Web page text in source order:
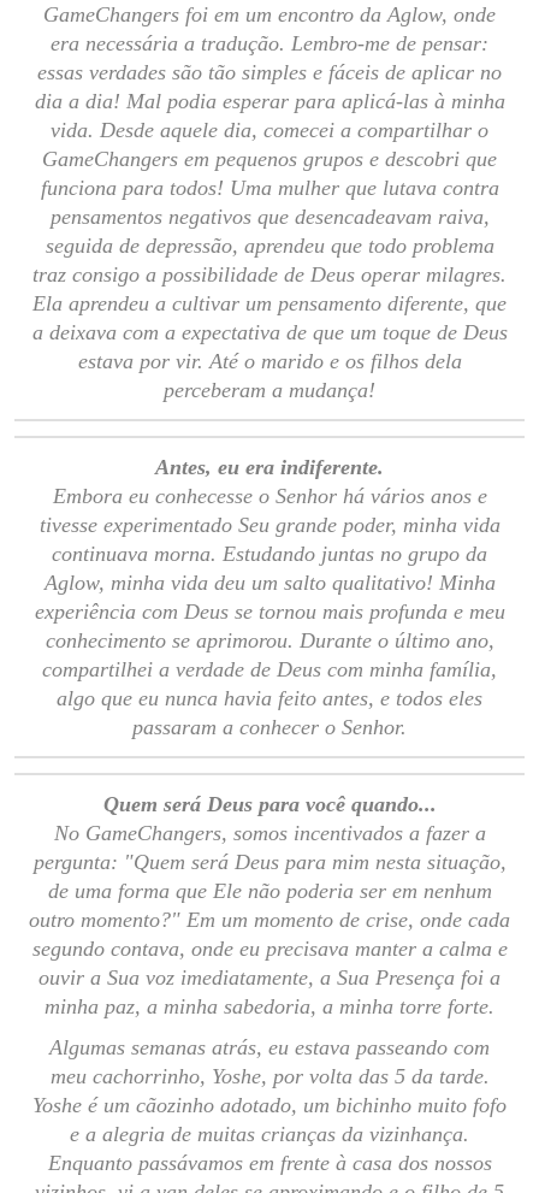
GameChangers foi em um encontro da Aglow, onde
era necessária a tradução. Lembro-me de pensar:
essas verdades são tão simples e fáceis de aplicar no
dia a dia! Mal podia esperar para aplicá-las à minha
vida. Desde aquele dia, comecei a compartilhar o
GameChangers em pequenos grupos e descobri que
funciona para todos! Uma mulher que lutava contra
pensamentos negativos que desencadeavam raiva,
seguida de depressão, aprendeu que todo problema
traz consigo a possibilidade de Deus operar milagres.
Ela aprendeu a cultivar um pensamento diferente, que
a deixava com a expectativa de que um toque de Deus
estava por vir. Até o marido e os filhos dela
perceberam a mudança!
Antes, eu era indiferente.
Embora eu conhecesse o Senhor há vários anos e
tivesse experimentado Seu grande poder, minha vida
continuava morna. Estudando juntas no grupo da
Aglow, minha vida deu um salto qualitativo! Minha
experiência com Deus se tornou mais profunda e meu
conhecimento se aprimorou. Durante o último ano,
compartilhei a verdade de Deus com minha família,
algo que eu nunca havia feito antes, e todos eles
passaram a conhecer o Senhor.
Quem será Deus para você quando...
No GameChangers, somos incentivados a fazer a
pergunta: "Quem será Deus para mim nesta situação,
de uma forma que Ele não poderia ser em nenhum
outro momento?" Em um momento de crise, onde cada
segundo contava, onde eu precisava manter a calma e
ouvir a Sua voz imediatamente, a Sua Presença foi a
minha paz, a minha sabedoria, a minha torre forte.
Algumas semanas atrás, eu estava passeando com
meu cachorrinho, Yoshe, por volta das 5 da tarde.
Yoshe é um cãozinho adotado, um bichinho muito fofo
e a alegria de muitas crianças da vizinhança.
Enquanto passávamos em frente à casa dos nossos